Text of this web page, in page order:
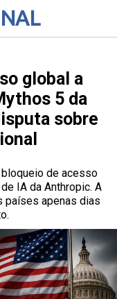
global a
5 da
sobre
de acesso
IA da Anthropic. A
países apenas dias